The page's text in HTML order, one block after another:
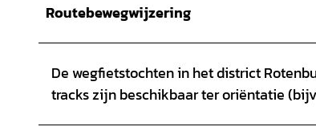
Routebewegwijzering
De wegfietstochten in het district
tracks zijn beschikbaar ter oriëntatie